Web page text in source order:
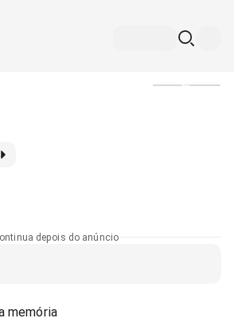
depois do anúncio
memória